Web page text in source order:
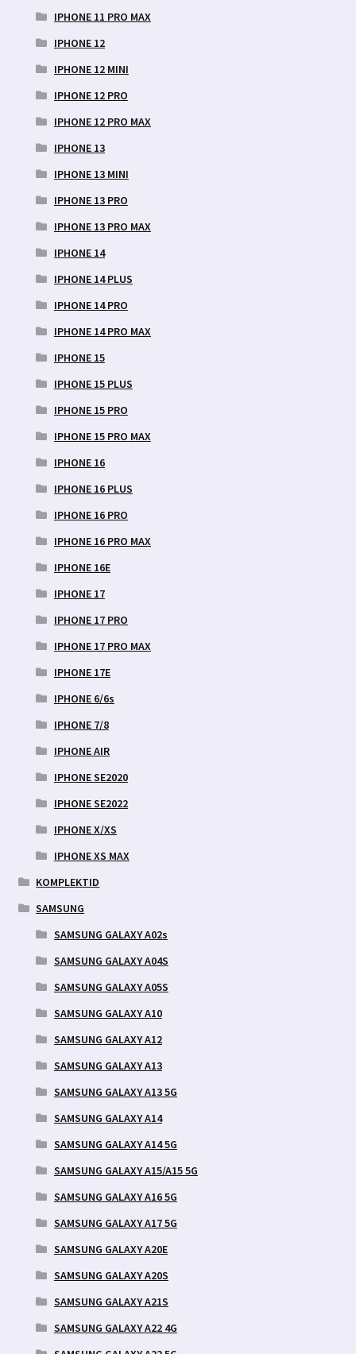
IPHONE 11 PRO MAX
IPHONE 12
IPHONE 12 MINI
IPHONE 12 PRO
IPHONE 12 PRO MAX
IPHONE 13
IPHONE 13 MINI
IPHONE 13 PRO
IPHONE 13 PRO MAX
IPHONE 14
IPHONE 14 PLUS
IPHONE 14 PRO
IPHONE 14 PRO MAX
IPHONE 15
IPHONE 15 PLUS
IPHONE 15 PRO
IPHONE 15 PRO MAX
IPHONE 16
IPHONE 16 PLUS
IPHONE 16 PRO
IPHONE 16 PRO MAX
IPHONE 16E
IPHONE 17
IPHONE 17 PRO
IPHONE 17 PRO MAX
IPHONE 17E
IPHONE 6/6s
IPHONE 7/8
IPHONE AIR
IPHONE SE2020
IPHONE SE2022
IPHONE X/XS
IPHONE XS MAX
KOMPLEKTID
SAMSUNG
SAMSUNG GALAXY A02s
SAMSUNG GALAXY A04S
SAMSUNG GALAXY A05S
SAMSUNG GALAXY A10
SAMSUNG GALAXY A12
SAMSUNG GALAXY A13
SAMSUNG GALAXY A13 5G
SAMSUNG GALAXY A14
SAMSUNG GALAXY A14 5G
SAMSUNG GALAXY A15/A15 5G
SAMSUNG GALAXY A16 5G
SAMSUNG GALAXY A17 5G
SAMSUNG GALAXY A20E
SAMSUNG GALAXY A20S
SAMSUNG GALAXY A21S
SAMSUNG GALAXY A22 4G